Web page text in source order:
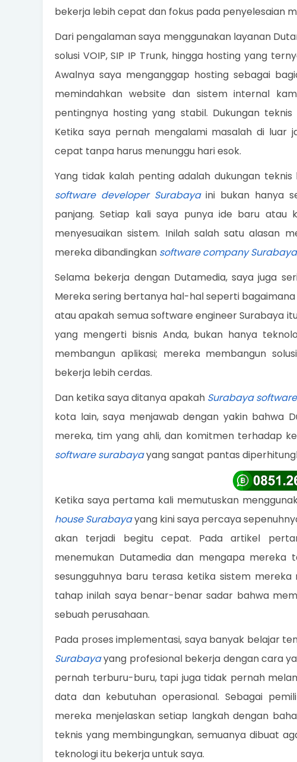
bekerja lebih cepat dan fokus pada penyelesaian
Dari pengalaman saya menggunakan layanan
solusi VOIP, SIP IP Trunk, hingga hosting yang
Awalnya saya menganggap hosting sebagai
memindahkan website dan sistem internal
pentingnya hosting yang stabil. Dukungan
Ketika saya pernah mengalami masalah di
cepat tanpa harus menunggu hari esok.
Yang tidak kalah penting adalah dukungan teknis
software developer Surabayaini bukan hanya
panjang. Setiap kali saya punya ide baru atau
menyesuaikan sistem. Inilah salah satu alasan
mereka dibandingkan software company Surabaya
Selama bekerja dengan Dutamedia, saya juga
Mereka sering bertanya hal-hal seperti
atau apakah semua software engineer Surabaya
yang mengerti bisnis Anda, bukan hanya
membangun aplikasi; mereka membangun
bekerja lebih cerdas.
Dan ketika saya ditanya apakah Surabaya
kota lain, saya menjawab dengan yakin bahwa
mereka, tim yang ahli, dan komitmen terhadap
software surabayayang sangat pantas
Ketika saya pertama kali memutuskan
house Surabayayang kini saya percaya
akan terjadi begitu cepat. Pada artikel
menemukan Dutamedia dan mengapa mereka
sesungguhnya baru terasa ketika sistem
tahap inilah saya benar-benar sadar bahwa
sebuah perusahaan.
Pada proses implementasi, saya banyak belajar
Surabayayang profesional bekerja dengan cara
pernah terburu-buru, tapi juga tidak pernah
data dan kebutuhan operasional. Sebagai
mereka menjelaskan setiap langkah dengan
teknis yang membingungkan, semuanya dibuat
teknologi itu bekerja untuk saya.